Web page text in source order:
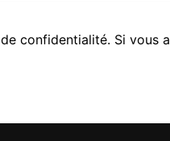
confidentialité. Si vous